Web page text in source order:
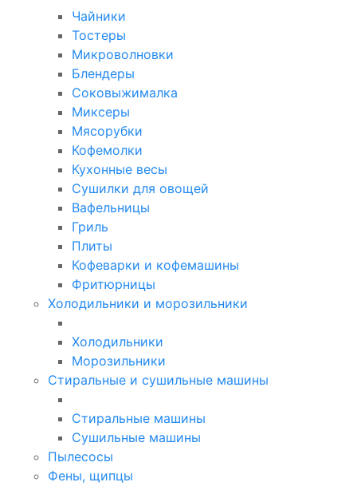
Чайники
Тостеры
Микроволновки
Блендеры
Соковыжималка
Миксеры
Мясорубки
Кофемолки
Кухонные весы
Сушилки для овощей
Вафельницы
Гриль
Плиты
Кофеварки и кофемашины
Фритюрницы
Холодильники и морозильники
Холодильники
Морозильники
Стиральные и сушильные машины
Стиральные машины
Сушильные машины
Пылесосы
Фены, щипцы